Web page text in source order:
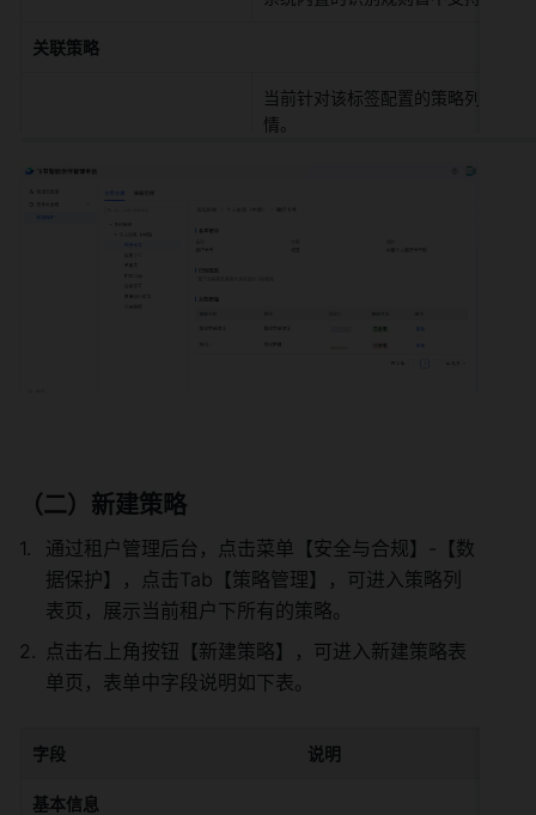
关联策略
当前针对该标签配置的策略列表，
情。
（二）新建策略
通过租户管理后台，点击菜单【安全与合规】-【数
据保护】，点击Tab【策略管理】，可进入策略列
表页，展示当前租户下所有的策略。
点击右上角按钮【新建策略】，可进入新建策略表
单页，表单中字段说明如下表。
字段 说明
基本信息